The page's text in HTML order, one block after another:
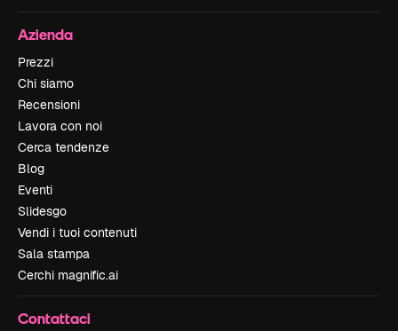
Azienda
Prezzi
Chi siamo
Recensioni
Lavora con noi
Cerca tendenze
Blog
Eventi
Slidesgo
Vendi i tuoi contenuti
Sala stampa
Cerchi magnific.ai
Contattaci